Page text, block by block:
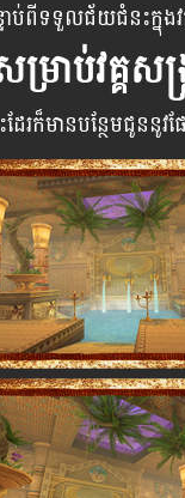
ប់ពីទទួលជ័យជំនះក្នុងវ
ម្រាប់វគ្គស
ដែរ​ក៏​មាន​បន្ថែម​ជូន​នូ